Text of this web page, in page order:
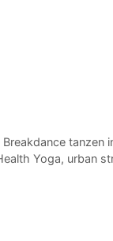
Breakdance tanzen
Yoga, urban